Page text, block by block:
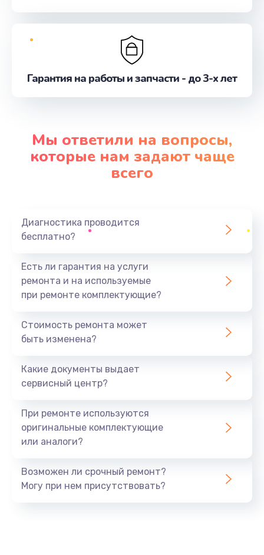
Гарантия на работы и запчасти - до 3-х лет
Мы ответили на вопросы,
которые нам задают чаще
всего
Диагностика проводится
бесплатно?
Есть ли гарантия на услуги
ремонта и на используемые
при ремонте комплектующие?
Стоимость ремонта может
быть изменена?
Какие документы выдает
сервисный центр?
При ремонте используются
оригинальные комплектующие
или аналоги?
Возможен ли срочный ремонт?
Могу при нем присутствовать?